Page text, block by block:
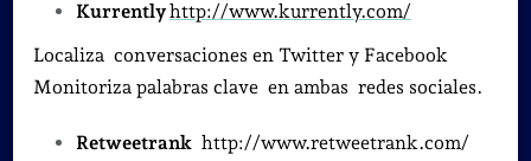
Kurrentlyhttp://www.kurrently.com/
Localiza conversaciones en Twitter y Facebook
Monitoriza palabras clave en ambas redes sociales.
Retweetrankhttp://www.retweetrank.com/